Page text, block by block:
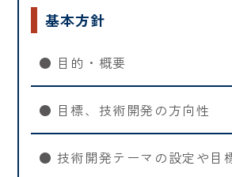
基本方針
● 目的・概要
● 目標、技術開発の方向性
● 技術開発テーマの設定や目